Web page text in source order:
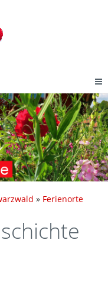
» Ferienorte